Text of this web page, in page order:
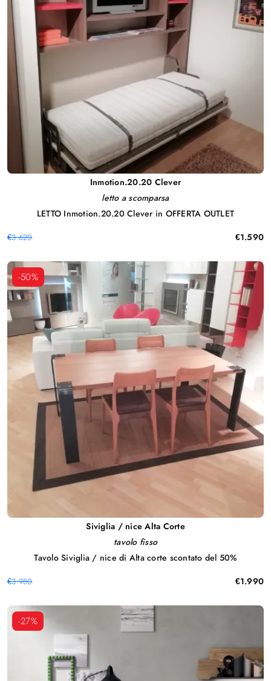
Inmotion.20.20 Clever
letto a scomparsa
LETTO Inmotion.20.20 Clever in OFFERTA OUTLET
€3.620 €1.590
-50%
Siviglia / nice Alta Corte
tavolo fisso
Tavolo Siviglia / nice di Alta corte scontato del 50%
€3.980 €1.990
-27%